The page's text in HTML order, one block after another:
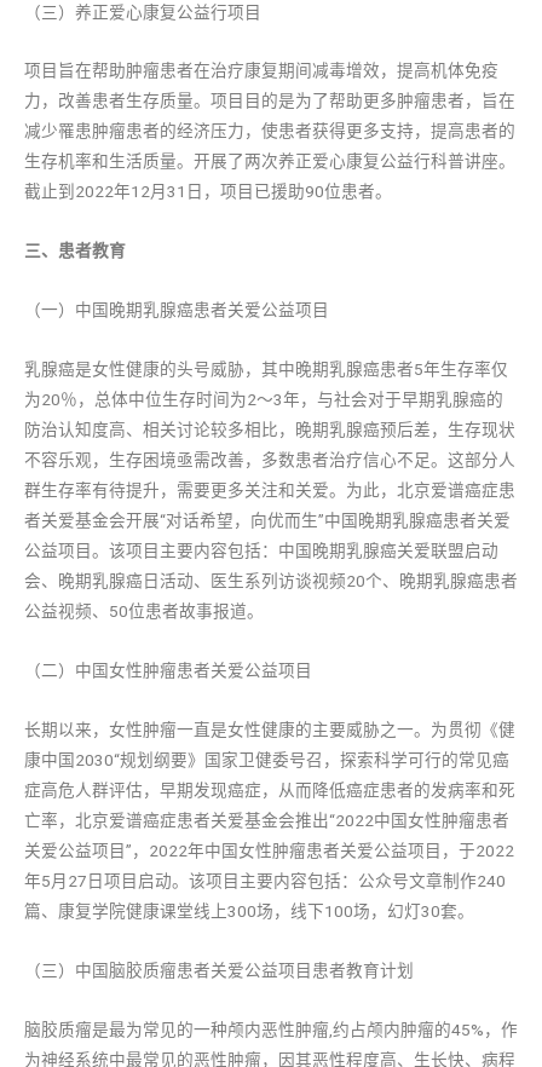
（三）养正爱心康复公益行项目
项目旨在帮助肿瘤患者在治疗康复期间减毒增效，提高机体免疫
力，改善患者生存质量。项目目的是为了帮助更多肿瘤患者，旨在
减少罹患肿瘤患者的经济压力，使患者获得更多支持，提高患者的
生存机率和生活质量。开展了两次养正爱心康复公益行科普讲座。
截止到2022年12月31日，项目已援助90位患者。
三、患者教育
（一）中国晚期乳腺癌患者关爱公益项目
乳腺癌是女性健康的头号威胁，其中晚期乳腺癌患者5年生存率仅
为20％，总体中位生存时间为2～3年，与社会对于早期乳腺癌的
防治认知度高、相关讨论较多相比，晚期乳腺癌预后差，生存现状
不容乐观，生存困境亟需改善，多数患者治疗信心不足。这部分人
群生存率有待提升，需要更多关注和关爱。为此，北京爱谱癌症患
者关爱基金会开展“对话希望，向优而生”中国晚期乳腺癌患者关爱
公益项目。该项目主要内容包括：中国晚期乳腺癌关爱联盟启动
会、晚期乳腺癌日活动、医生系列访谈视频20个、晚期乳腺癌患者
公益视频、50位患者故事报道。
（二）中国女性肿瘤患者关爱公益项目
长期以来，女性肿瘤一直是女性健康的主要威胁之一。为贯彻《健
康中国2030“规划纲要》国家卫健委号召，探索科学可行的常见癌
症高危人群评估，早期发现癌症，从而降低癌症患者的发病率和死
亡率，北京爱谱癌症患者关爱基金会推出“2022中国女性肿瘤患者
关爱公益项目”，2022年中国女性肿瘤患者关爱公益项目，于2022
年5月27日项目启动。该项目主要内容包括：公众号文章制作240
篇、康复学院健康课堂线上300场，线下100场，幻灯30套。
（三）中国脑胶质瘤患者关爱公益项目患者教育计划
脑胶质瘤是最为常见的一种颅内恶性肿瘤,约占颅内肿瘤的45%，作
为神经系统中最常见的恶性肿瘤，因其恶性程度高、生长快、病程